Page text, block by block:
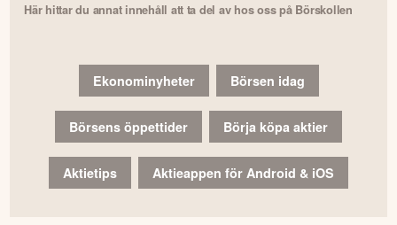
Här hittar du annat innehåll att ta del av hos oss på Börskollen
Ekonominyheter Börsen idag
Börsens öppettider Börja köpa aktier
Aktietips Aktieappen för Android & iOS